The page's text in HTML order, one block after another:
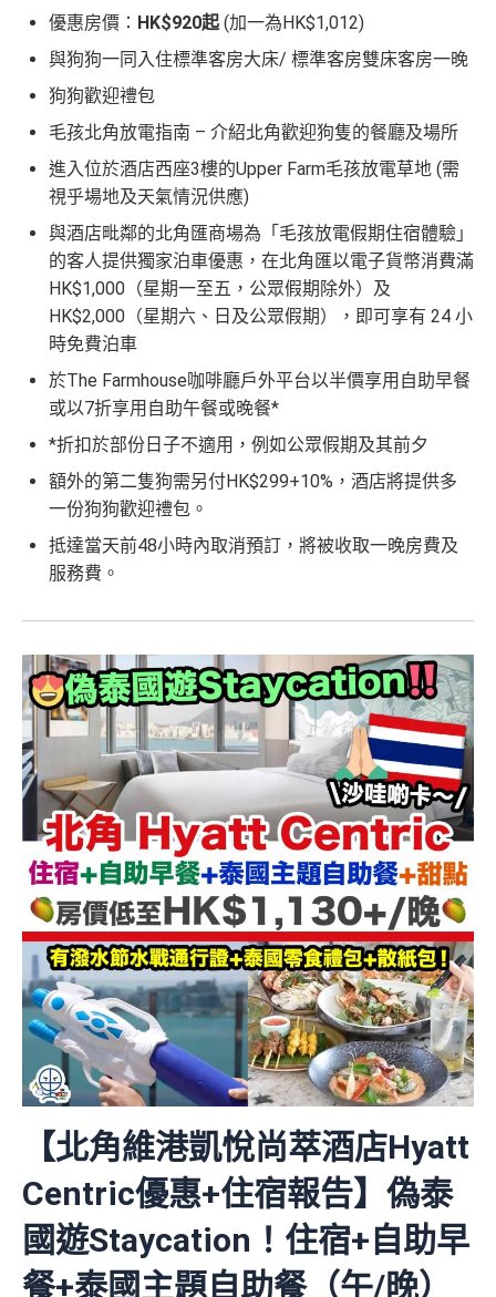
優惠房價： HK$920起 (加一為HK$1,012)
與狗狗一同入住標準客房大床/ 標準客房雙床客房一晚
狗狗歡迎禮包
毛孩北角放電指南 – 介紹北角歡迎狗隻的餐廳及場所
進入位於酒店西座3樓的Upper Farm毛孩放電草地 (需
視乎場地及天氣情況供應)
與酒店毗鄰的北角匯商場為「毛孩放電假期住宿體驗」
的客人提供獨家泊車優惠，在北角匯以電子貨幣消費滿
HK$1,000（星期一至五，公眾假期除外）及
HK$2,000（星期六、日及公眾假期），即可享有 24 小
時免費泊車
於The Farmhouse咖啡廳戶外平台以半價享用自助早餐
或以7折享用自助午餐或晚餐*
*折扣於部份日子不適用，例如公眾假期及其前夕
額外的第二隻狗需另付HK$299+10%，酒店將提供多
一份狗狗歡迎禮包。
抵達當天前48小時內取消預訂，將被收取一晚房費及
服務費。
【北角維港凱悅尚萃酒店Hyatt
Centric優惠+住宿報告】偽泰
國遊Staycation！住宿+自助早
餐+泰國主題自助餐（午/晚）